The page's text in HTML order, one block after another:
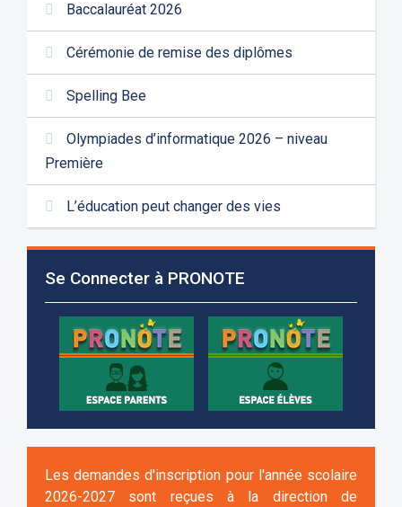
Baccalauréat 2026
Cérémonie de remise des diplômes
Spelling Bee
Olympiades d’informatique 2026 – niveau
Première
L’éducation peut changer des vies
Se Connecter à PRONOTE
Les demandes d'inscription pour l'année scolaire
2026-2027 sont reçues à la direction de